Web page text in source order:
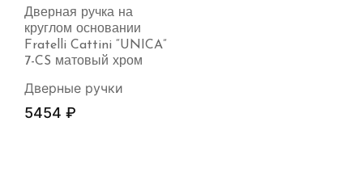
Дверная ручка на
круглом основании
Fratelli Cattini “UNICA”
7-CS матовый хром
Дверные ручки
5454 ₽